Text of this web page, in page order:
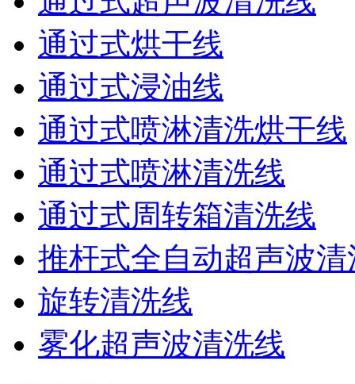
通过式烘干线
通过式浸油线
通过式喷淋清洗烘干线
通过式喷淋清洗线
通过式周转箱清洗线
推杆式全自动超声波清
旋转清洗线
雾化超声波清洗线